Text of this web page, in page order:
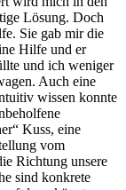
Lösung. Doch
Sie gab mir die
Hilfe und er
und ich weniger
Auch eine
wissen konnte
Kuss, eine
vom
Richtung unsere
sind konkrete